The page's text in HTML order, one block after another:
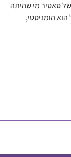
סאטיר מי שהיתה
הומניסטי,